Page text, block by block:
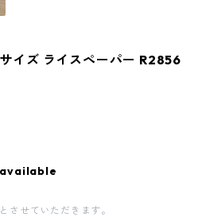
イズ ライスペーパー R2856
させていただきます。